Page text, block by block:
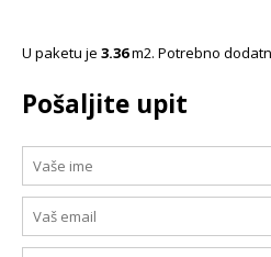
U paketu je 3.36m2. Potrebno
Pošaljite upit